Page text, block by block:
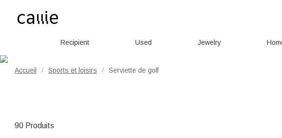
Recipient Used Jewelry
Accueil / Sports et loisirs / Serviette de golf
90 Produits